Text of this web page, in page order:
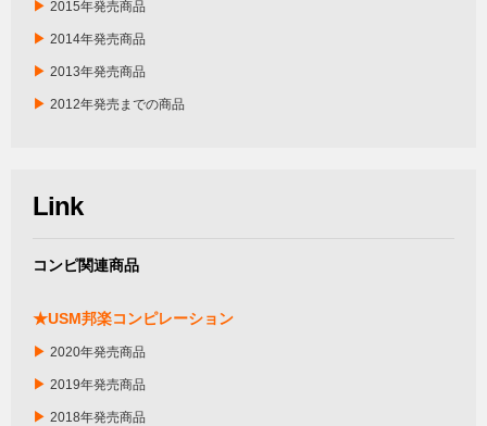
▶ 2015年発売商品
▶ 2014年発売商品
▶ 2013年発売商品
▶ 2012年発売までの商品
Link
コンピ関連商品
★USM邦楽コンピレーション
▶ 2020年発売商品
▶ 2019年発売商品
▶ 2018年発売商品